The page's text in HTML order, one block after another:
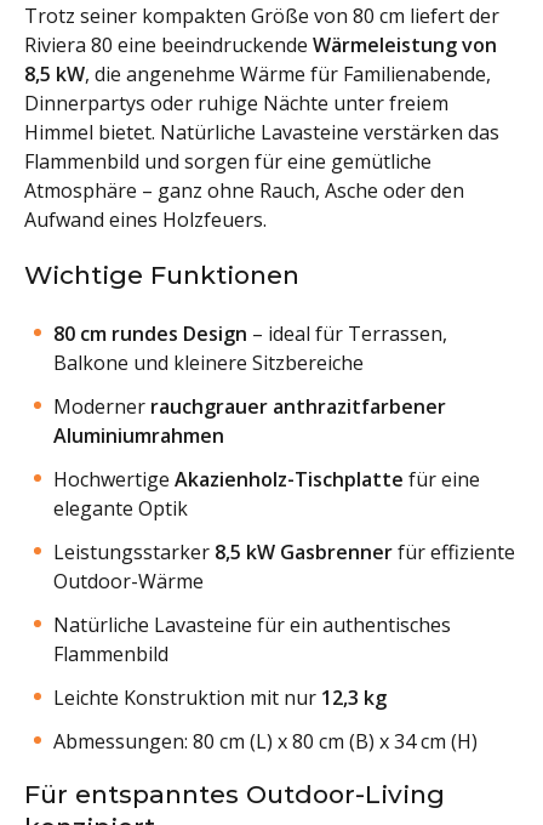
Trotz seiner kompakten Größe von 80 cm liefert der
Riviera 80 eine beeindruckende Wärmeleistung von
8,5 kW, die angenehme Wärme für Familienabende,
Dinnerpartys oder ruhige Nächte unter freiem
Himmel bietet. Natürliche Lavasteine verstärken das
Flammenbild und sorgen für eine gemütliche
Atmosphäre – ganz ohne Rauch, Asche oder den
Aufwand eines Holzfeuers.
Wichtige Funktionen
80 cm rundes Design – ideal für Terrassen,
Balkone und kleinere Sitzbereiche
Moderner rauchgrauer anthrazitfarbener
Aluminiumrahmen
Hochwertige Akazienholz-Tischplatte für eine
elegante Optik
Leistungsstarker 8,5 kW Gasbrennerfür effiziente
Outdoor-Wärme
Natürliche Lavasteine für ein authentisches
Flammenbild
Leichte Konstruktion mit nur 12,3 kg
Abmessungen: 80 cm (L) x 80 cm (B) x 34 cm (H)
Für entspanntes Outdoor-Living